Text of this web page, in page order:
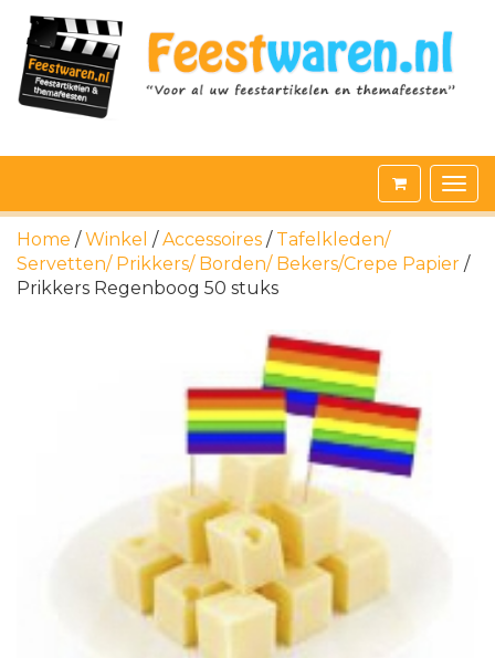
Home /Winkel /Accessoires / Tafelkleden/
Servetten/ Prikkers/ Borden/ Bekers/Crepe Papier /
Prikkers Regenboog 50 stuks